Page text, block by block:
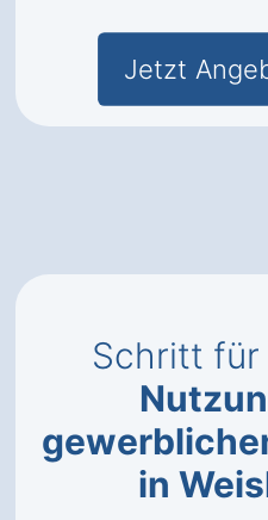
Jetzt
Schritt
in